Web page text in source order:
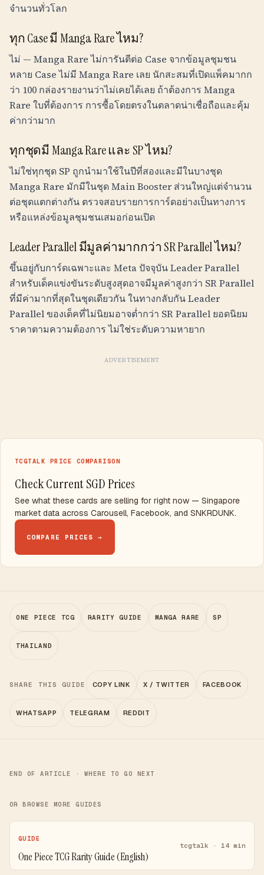
จำนวนทั่วโลก
ทุก Case มี Manga Rare ไหม?
ไม่ — Manga Rare ไม่การันตีต่อ Case จากข้อมูลชุมชน
หลาย Case ไม่มี Manga Rare เลย นักสะสมที่เปิดแพ็คมากก
ว่า 100 กล่องรายงานว่าไม่เคยได้เลย ถ้าต้องการ Manga
Rare ใบที่ต้องการ การซื้อโดยตรงในตลาดน่าเชื่อถือและคุ้ม
ค่ากว่ามาก
ทุกชุดมี Manga Rare และ SP ไหม?
ไม่ใช่ทุกชุด SP ถูกนำมาใช้ในปีที่สองและมีในบางชุด
Manga Rare มักมีในชุด Main Booster ส่วนใหญ่แต่จำนวน
ต่อชุดแตกต่างกัน ตรวจสอบรายการการ์ดอย่างเป็นทางการ
หรือแหล่งข้อมูลชุมชนเสมอก่อนเปิด
Leader Parallel มีมูลค่ามากกว่า SR Parallel ไหม?
ขึ้นอยู่กับการ์ดเฉพาะและ Meta ปัจจุบัน Leader Parallel
สำหรับเด็คแข่งขันระดับสูงสุดอาจมีมูลค่าสูงกว่า SR Parallel
ที่มีค่ามากที่สุดในชุดเดียวกัน ในทางกลับกัน Leader
Parallel ของเด็คที่ไม่นิยมอาจต่ำกว่า SR Parallel ยอดนิยม
ราคาตามความต้องการ ไม่ใช่ระดับความหายาก
ADVERTISEMENT
TCGTALK PRICE COMPARISON
Check Current SGD Prices
See what these cards are selling for right now — Singapore
market data across Carousell, Facebook, and SNKRDUNK.
COMPARE PRICES →
ONE PIECE TCG RARITY GUIDE MANGA RARE SP
THAILAND
SHARE THIS GUIDE COPY LINK X / TWITTER FACEBOOK
WHATSAPP TELEGRAM REDDIT
END OF ARTICLE · WHERE TO GO NEXT
OR BROWSE MORE GUIDES
GUIDE
One Piece TCG Rarity Guide (English)
tcgtalk · 14 min